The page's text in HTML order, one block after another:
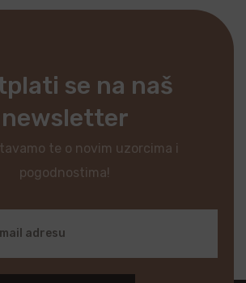
se na naš
newsletter
te o novim uzorcima i
pogodnostima!